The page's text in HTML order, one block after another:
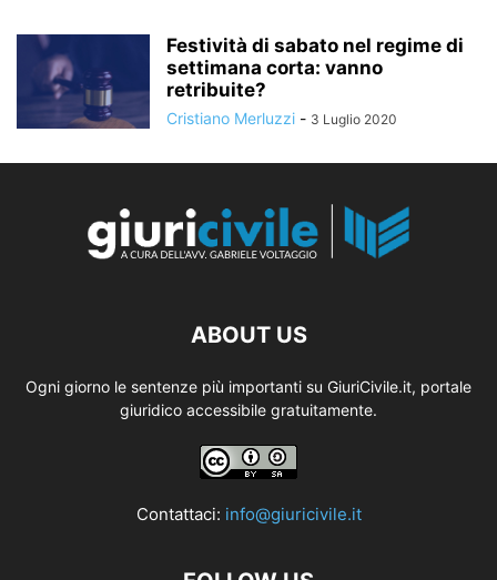
Festività di sabato nel regime di
settimana corta: vanno
retribuite?
Cristiano Merluzzi - 3 Luglio 2020
ABOUT US
Ogni giorno le sentenze più importanti su GiuriCivile.it, portale
giuridico accessibile gratuitamente.
Contattaci: info@giuricivile.it